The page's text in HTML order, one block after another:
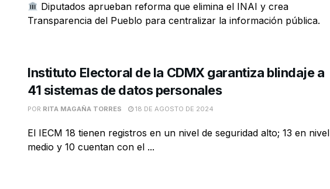
Diputados aprueban reforma que elimina el INAI y crea
Transparencia del Pueblo para centralizar la información pública.
Instituto Electoral de la CDMX garantiza blindaje a
41 sistemas de datos personales
POR RITA MAGAÑA TORRES 18 DE AGOSTO DE 2024
El IECM 18 tienen registros en un nivel de seguridad alto; 13 en nivel
medio y 10 cuentan con el ...